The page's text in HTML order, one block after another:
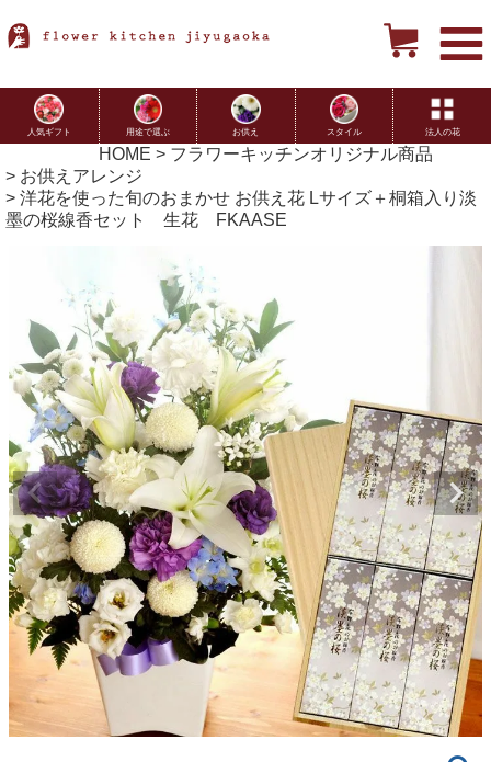
人気ギフト 用途で選ぶ お供え スタイル 法人の花
HOME
フラワーキッチンオリジナル商品
お供えアレンジ
洋花を使った旬のおまかせ お供え花 Lサイズ＋桐箱入り淡
墨の桜線香セット 生花 FKAASE